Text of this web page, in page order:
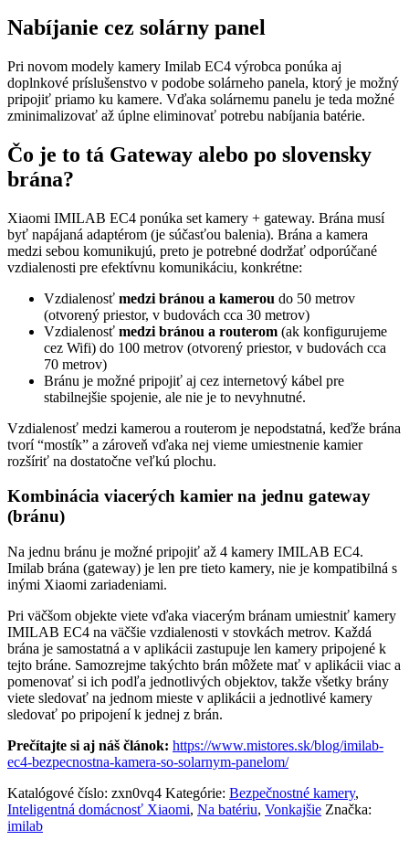
Nabíjanie cez solárny panel
Pri novom modely kamery Imilab EC4 výrobca ponúka aj
doplnkové príslušenstvo v podobe solárneho panela, ktorý je možný
pripojiť priamo ku kamere. Vďaka solárnemu panelu je teda možné
zminimalizovať až úplne eliminovať potrebu nabíjania batérie.
Čo je to tá Gateway alebo po slovensky
brána?
Xiaomi IMILAB EC4 ponúka set kamery + gateway. Brána musí
byť napájaná adaptérom (je súčasťou balenia). Brána a kamera
medzi sebou komunikujú, preto je potrebné dodržať odporúčané
vzdialenosti pre efektívnu komunikáciu, konkrétne:
Vzdialenosť medzi bránou a kamerou do 50 metrov
(otvorený priestor, v budovách cca 30 metrov)
Vzdialenosť medzi bránou a routerom (ak konfigurujeme
cez Wifi) do 100 metrov (otvorený priestor, v budovách cca
70 metrov)
Bránu je možné pripojiť aj cez internetový kábel pre
stabilnejšie spojenie, ale nie je to nevyhnutné.
Vzdialenosť medzi kamerou a routerom je nepodstatná, keďže brána
tvorí “mostík” a zároveň vďaka nej vieme umiestnenie kamier
rozšíriť na dostatočne veľkú plochu.
Kombinácia viacerých kamier na jednu gateway
(bránu)
Na jednu bránu je možné pripojiť až 4 kamery IMILAB EC4.
Imilab brána (gateway) je len pre tieto kamery, nie je kompatibilná s
inými Xiaomi zariadeniami.
Pri väčšom objekte viete vďaka viacerým bránam umiestniť kamery
IMILAB EC4 na väčšie vzdialenosti v stovkách metrov. Každá
brána je samostatná a v aplikácii zastupuje len kamery pripojené k
tejto bráne. Samozrejme takýchto brán môžete mať v aplikácii viac a
pomenovať si ich podľa jednotlivých objektov, takže všetky brány
viete sledovať na jednom mieste v aplikácii a jednotlivé kamery
sledovať po pripojení k jednej z brán.
Prečítajte si aj náš článok: https://www.mistores.sk/blog/imilab-
ec4-bezpecnostna-kamera-so-solarnym-panelom/
Katalógové číslo: zxn0vq4 Kategórie: Bezpečnostné kamery,
Inteligentná domácnosť Xiaomi, Na batériu, Vonkajšie Značka:
imilab